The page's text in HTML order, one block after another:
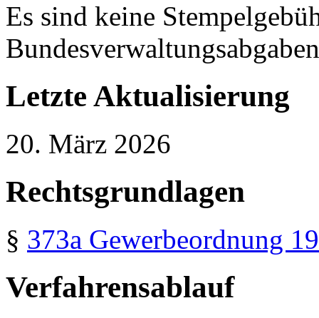
Es sind keine
Letzte Aktualisierung
20. März 2026
Rechtsgrundlagen
§ 373a Gewerbeordnung
Verfahrensablauf